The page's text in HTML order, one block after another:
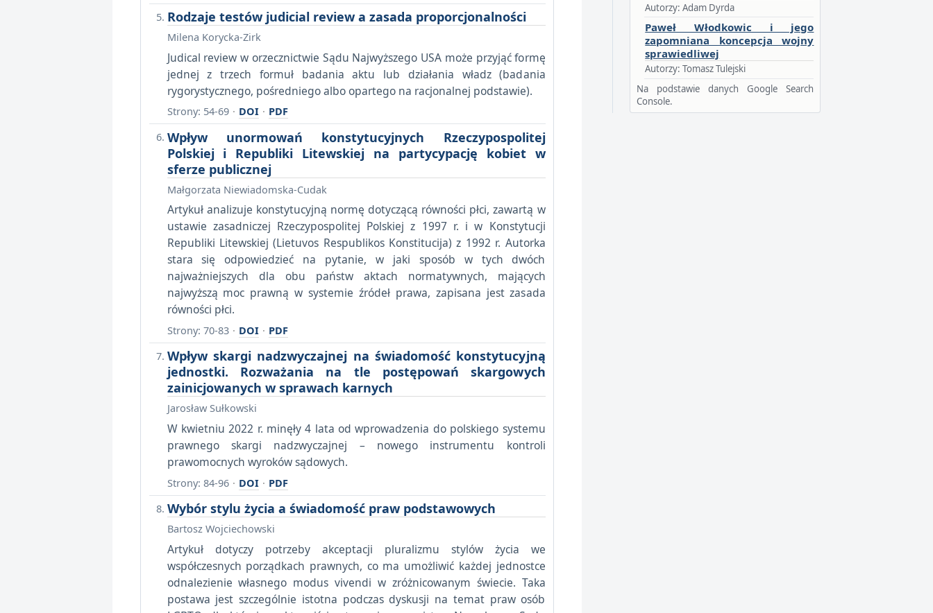
Rodzaje testów judicial review a zasada proporcjonalności
Milena Korycka-Zirk
Judical review w orzecznictwie Sądu Najwyższego USA może przyjąć formę
jednej z trzech formuł badania aktu lub działania władz (badania
rygorystycznego, pośredniego albo opartego na racjonalnej podstawie).
Strony: 54-69 · DOI · PDF
Wpływ unormowań konstytucyjnych Rzeczypospolitej
Polskiej i Republiki Litewskiej na partycypację kobiet w
sferze publicznej
Małgorzata Niewiadomska-Cudak
Artykuł analizuje konstytucyjną normę dotyczącą równości płci, zawartą w
ustawie zasadniczej Rzeczypospolitej Polskiej z 1997 r. i w Konstytucji
Republiki Litewskiej (Lietuvos Respublikos Konstitucija) z 1992 r. Autorka
stara się odpowiedzieć na pytanie, w jaki sposób w tych dwóch
najważniejszych dla obu państw aktach normatywnych, mających
najwyższą moc prawną w systemie źródeł prawa, zapisana jest zasada
równości płci.
Strony: 70-83 · DOI · PDF
Wpływ skargi nadzwyczajnej na świadomość konstytucyjną
jednostki. Rozważania na tle postępowań skargowych
zainicjowanych w sprawach karnych
Jarosław Sułkowski
W kwietniu 2022 r. minęły 4 lata od wprowadzenia do polskiego systemu
prawnego skargi nadzwyczajnej – nowego instrumentu kontroli
prawomocnych wyroków sądowych.
Strony: 84-96 · DOI · PDF
Wybór stylu życia a świadomość praw podstawowych
Bartosz Wojciechowski
Artykuł dotyczy potrzeby akceptacji pluralizmu stylów życia we
współczesnych porządkach prawnych, co ma umożliwić każdej jednostce
odnalezienie własnego modus vivendi w zróżnicowanym świecie. Taka
postawa jest szczególnie istotna podczas dyskusji na temat praw osób
Autorzy: Adam Dyrda
Paweł Włodkowic i jego
zapomniana koncepcja wojny
sprawiedliwej
Autorzy: Tomasz Tulejski
Na podstawie danych Google Search
Console.